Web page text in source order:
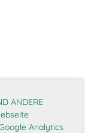
ANDERE
Analytics